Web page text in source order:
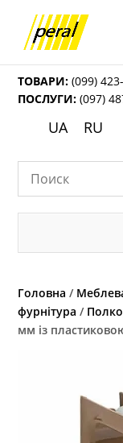
ТОВАРИ: (099)
ПОСЛУГИ: (097)
UA RU
Головна /
фурнітура /
мм із